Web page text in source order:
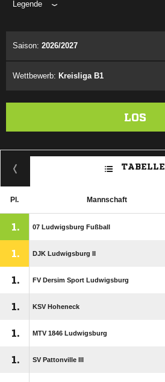
Legende
Saison: 2026/2027
Wettbewerb: Kreisliga B1
LOS
TABELLE
Pl. Mannschaft
1. 07 Ludwigsburg Fußball
1. DJK Ludwigsburg II
1. FV Dersim Sport Ludwigsburg
1. KSV Hoheneck
1. MTV 1846 Ludwigsburg
1. SV Pattonville III